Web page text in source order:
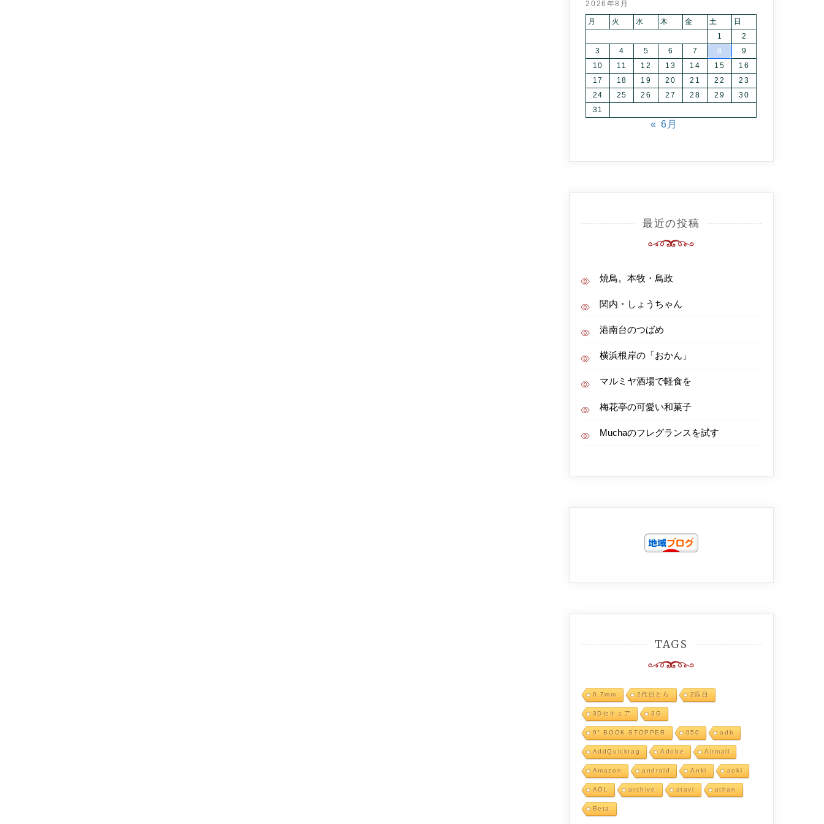
2026年8月
月 火 水 木 金 土
日
1
2
3
4 5 6 7 8
9
10
11 12 13 14 15
16
17
18 19 20 21 22
23
24
25 26 27 28 29
30
31
« 6月
最近の投稿
焼鳥。本牧・鳥政
関内・しょうちゃん
港南台のつばめ
横浜根岸の「おかん」
マルミヤ酒場で軽食を
梅花亭の可愛い和菓子
Muchaのフレグランスを試す
TAGS
0.7mm 2代目とら 2匹目
3Dセキュア 3G
9° BOOK STOPPER 050 adb
AddQuicktag Adobe Airmail
Amazon android Anki aoki
AOL archive atavi athan
Beta